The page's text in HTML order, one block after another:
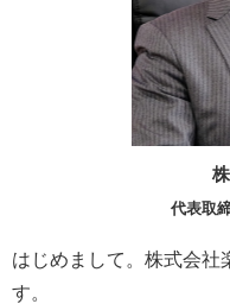
代表取
はじめまして。株式会
す。